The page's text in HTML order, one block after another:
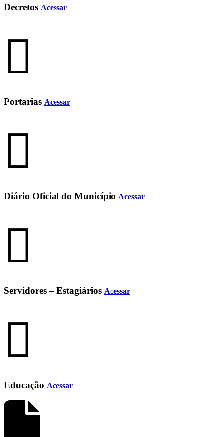
Decretos Acessar
Portarias Acessar
Diário Oficial do Município Acessar
Servidores – Estagiários Acessar
Educação Acessar